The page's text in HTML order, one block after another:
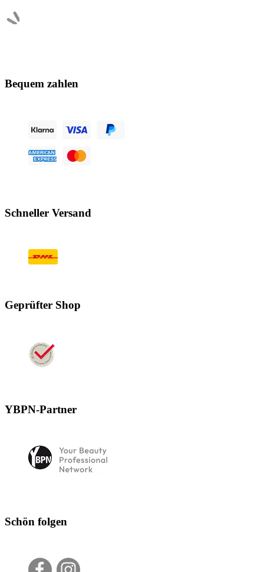
Bequem zahlen
Schneller Versand
Geprüfter Shop
YBPN-Partner
Schön folgen